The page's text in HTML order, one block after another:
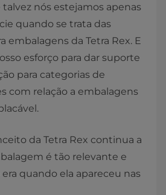
nós estejamos apenas
quando se trata das
embalagens da Tetra Rex. E
esforço para dar suporte
para categorias de
com relação a embalagens
da Tetra Rex continua a
é tão relevante e
quando ela apareceu nas